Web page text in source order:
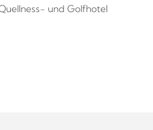
und Golfhotel